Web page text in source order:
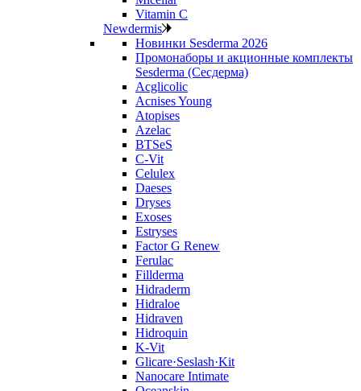
Vitamin C
Newdermis
Новинки Sesderma 2026
Промонаборы и акционные комплекты
Sesderma (Сесдерма)
Acglicolic
Acnises Young
Atopises
Azelac
BTSeS
C‑Vit
Celulex
Daeses
Dryses
Exoses
Estryses
Factor G Renew
Ferulac
Fillderma
Hidraderm
Hidraloe
Hidraven
Hidroquin
K-Vit
Glicare·Seslash·Kit
Nanocare Intimate